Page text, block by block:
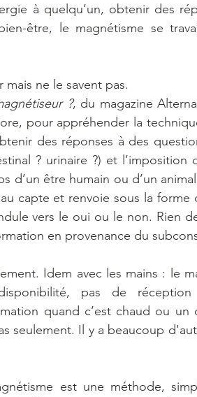
à quelqu’un, obtenir des
être, le magnétisme se
ne le savent pas.
?, du magazine
pour appréhender la
des réponses à des
? urinaire ?) et l’imposition
d’un être humain ou d’un
capte et renvoie sous la forme
vers le oui ou le non. Rien
en provenance du
Idem avec les mains : le
pas de réception
quand c’est chaud ou un
seulement. Il y a beaucoup
est une méthode,